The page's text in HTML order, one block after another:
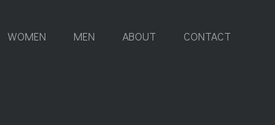
WOMEN MEN ABOUT CONTACT